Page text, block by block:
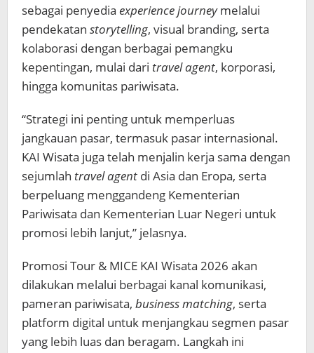
sebagai penyedia experience journeymelalui
pendekatan storytelling, visual branding, serta
kolaborasi dengan berbagai pemangku
kepentingan, mulai dari travel agent, korporasi,
hingga komunitas pariwisata.
“Strategi ini penting untuk memperluas
jangkauan pasar, termasuk pasar internasional.
KAI Wisata juga telah menjalin kerja sama dengan
sejumlah travel agent di Asia dan Eropa, serta
berpeluang menggandeng Kementerian
Pariwisata dan Kementerian Luar Negeri untuk
promosi lebih lanjut,” jelasnya.
Promosi Tour & MICE KAI Wisata 2026 akan
dilakukan melalui berbagai kanal komunikasi,
pameran pariwisata, business matching, serta
platform digital untuk menjangkau segmen pasar
yang lebih luas dan beragam. Langkah ini